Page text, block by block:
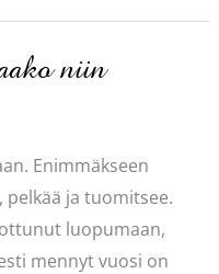
niin
Enimmäkseen
ja tuomitsee.
luopumaan,
mennyt vuosi on